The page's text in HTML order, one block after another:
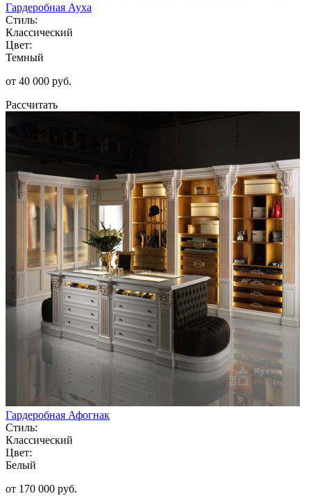
Гардеробная Ауха
Стиль:
Классический
Цвет:
Темный
от 40 000 руб.
Рассчитать
Гардеробная Афогнак
Стиль:
Классический
Цвет:
Белый
от 170 000 руб.